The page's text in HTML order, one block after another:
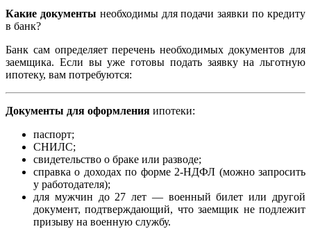
Какие документы необходимы для подачи заявки по кредиту
в банк?
Банк сам определяет перечень необходимых документов для
заемщика. Если вы уже готовы подать заявку на льготную
ипотеку, вам потребуются:
Документы для оформления ипотеки:
паспорт;
СНИЛС;
свидетельство о браке или разводе;
справка о доходах по форме 2-НДФЛ (можно запросить
у работодателя);
для мужчин до 27 лет — военный билет или другой
документ, подтверждающий, что заемщик не подлежит
призыву на военную службу.